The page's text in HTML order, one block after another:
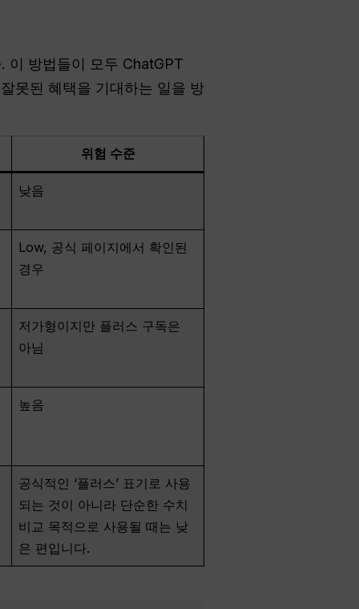
이 방법들이 모두 ChatGPT
못된 혜택을 기대하는 일을 방
위험 수준
낮음
Low, 공식 페이지에서 확인된
경우
저가형이지만 플러스 구독은
아님
높음
공식적인 ‘플러스’ 표기로 사용
되는 것이 아니라 단순한 수치
비교 목적으로 사용될 때는 낮
은 편입니다.